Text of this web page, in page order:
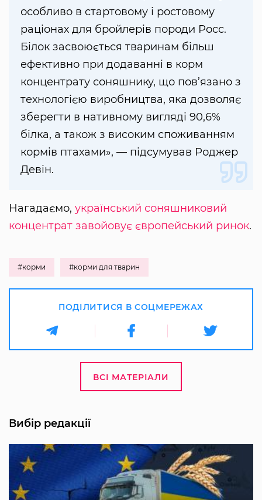
особливо в стартовому і ростовому
раціонах для бройлерів породи Росс.
Білок засвоюється тваринам більш
ефективно при додаванні в корм
концентрату соняшнику, що пов’язано з
технологією виробництва, яка дозволяє
зберегти в нативному вигляді 90,6%
білка, а також з високим споживанням
кормів птахами», — підсумував Роджер
Девін.
Нагадаємо, український соняшниковий
концентрат завойовує європейський ринок.
#корми #корми для тварин
ПОДІЛИТИСЯ В СОЦМЕРЕЖАХ
ВСІ МАТЕРІАЛИ
Вибір редакції